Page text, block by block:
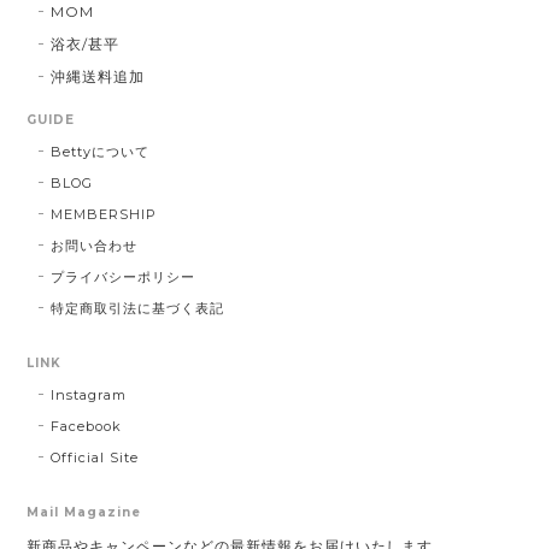
MOM
浴衣/甚平
沖縄送料追加
GUIDE
Bettyについて
BLOG
MEMBERSHIP
お問い合わせ
プライバシーポリシー
特定商取引法に基づく表記
LINK
Instagram
Facebook
Official Site
Mail Magazine